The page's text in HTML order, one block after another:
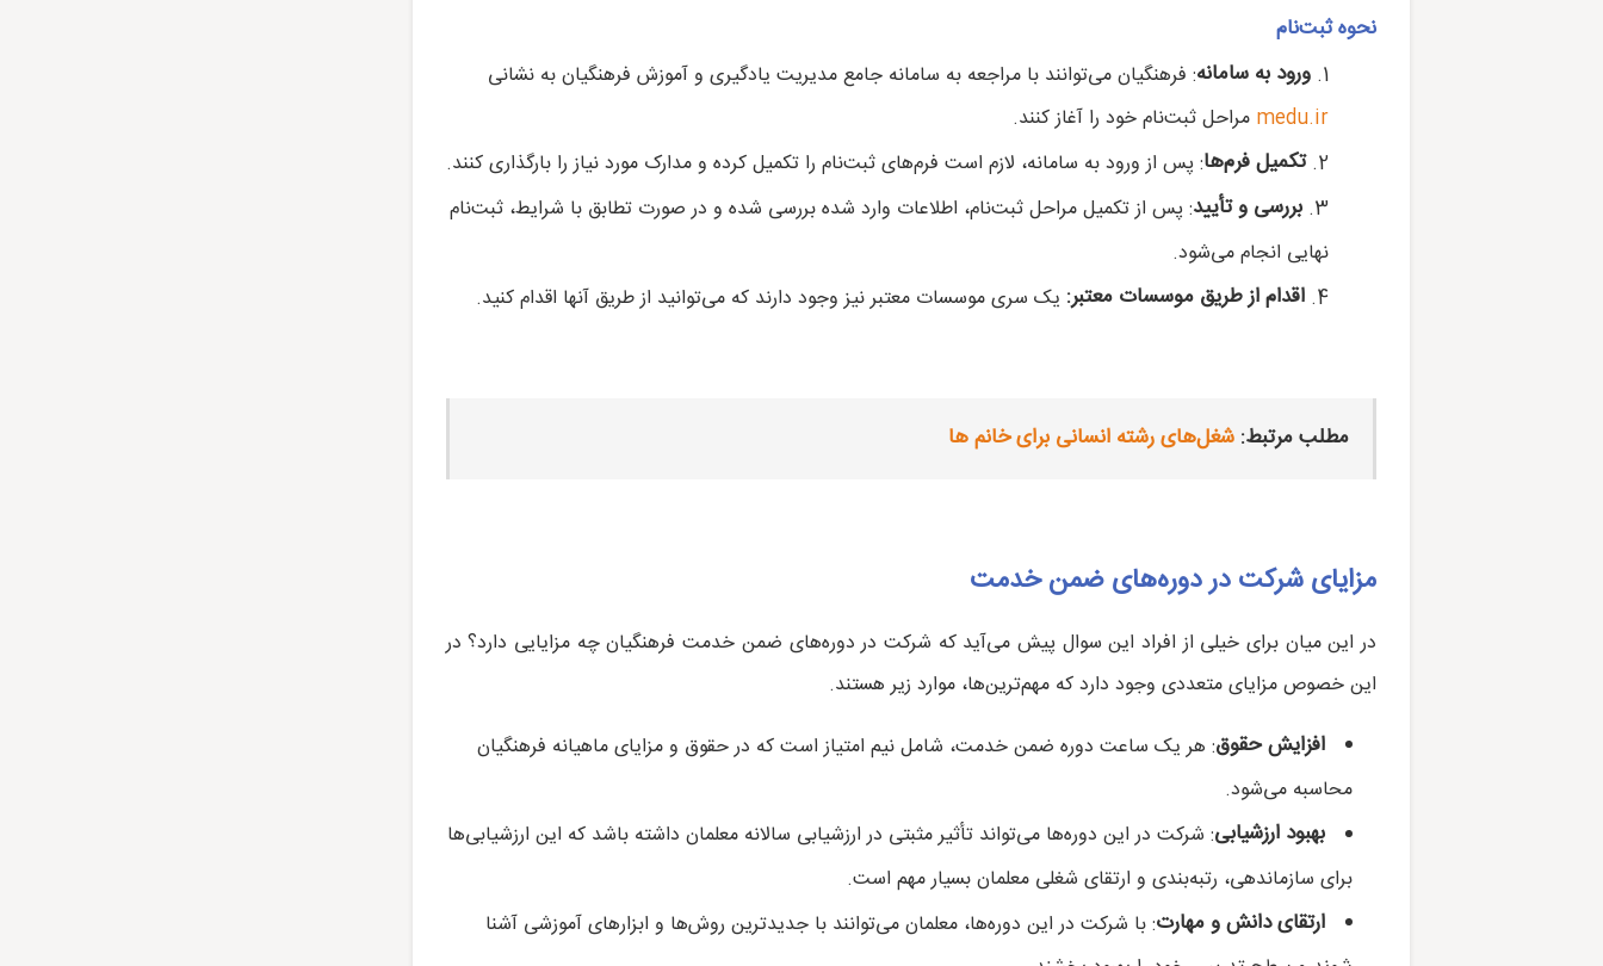
نحوه ثبت‌نام
ورود به سامانه: فرهنگیان می‌توانند با مراجعه به سامانه جامع مدیریت یادگیری و آموزش فرهنگیان به نشانی
medu.ir مراحل ثبت‌نام خود را آغاز کنند.
تکمیل فرم‌ها: پس از ورود به سامانه، لازم است فرم‌های ثبت‌نام را تکمیل کرده و مدارک مورد نیاز را بارگذاری کنند.
بررسی و تأیید: پس از تکمیل مراحل ثبت‌نام، اطلاعات وارد شده بررسی شده و در صورت تطابق با شرایط، ثبت‌نام
نهایی انجام می‌شود.
اقدام از طریق موسسات معتبر: یک سری موسسات معتبر نیز وجود دارند که می‌توانید از طریق آنها اقدام کنید.
مطلب مرتبط: شغل‌های رشته انسانی برای خانم ها
مزایای شرکت در دوره‌های ضمن خدمت
در این میان برای خیلی از افراد این سوال پیش می‌آید که شرکت در دوره‌های ضمن خدمت فرهنگیان چه مزایایی دارد؟ در
این خصوص مزایای متعددی وجود دارد که مهم‌ترین‌ها، موارد زیر هستند.
افزایش حقوق: هر یک ساعت دوره ضمن خدمت، شامل نیم امتیاز است که در حقوق و مزایای ماهیانه فرهنگیان
محاسبه می‌شود.
بهبود ارزشیابی: شرکت در این دوره‌ها می‌تواند تأثیر مثبتی در ارزشیابی سالانه معلمان داشته باشد که این ارزشیابی‌ها
برای سازماندهی، رتبه‌بندی و ارتقای شغلی معلمان بسیار مهم است.
ارتقای دانش و مهارت: با شرکت در این دوره‌ها، معلمان می‌توانند با جدیدترین روش‌ها و ابزارهای آموزشی آشنا